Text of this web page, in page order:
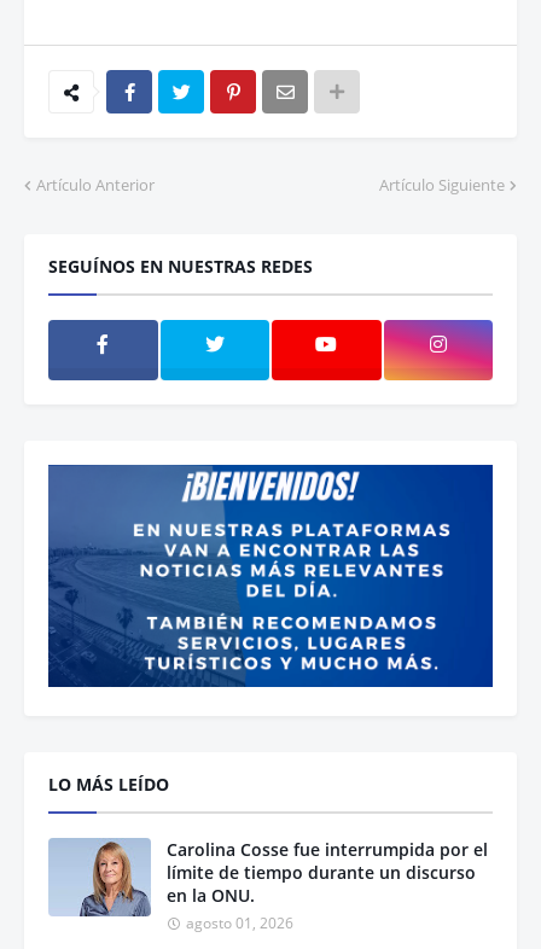
Artículo Anterior Artículo Siguiente
SEGUÍNOS EN NUESTRAS REDES
LO MÁS LEÍDO
Carolina Cosse fue interrumpida por el
límite de tiempo durante un discurso
en la ONU.
agosto 01, 2026